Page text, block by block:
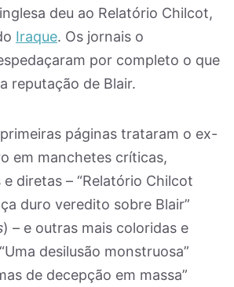
deu ao Relatório Chilcot,
Iraque. Os jornais o
por completo o que
reputação de Blair.
páginas trataram o ex-
em manchetes críticas,
diretas – “Relatório Chilcot
duro veredito sobre Blair”
) – e outras mais coloridas e
desilusão monstruosa”
de decepção em massa”